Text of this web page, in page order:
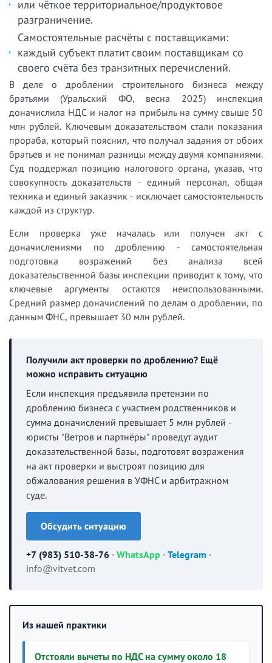
или чёткое территориальное/продуктовое
разграничение.
Самостоятельные расчёты с поставщиками:
каждый субъект платит своим поставщикам со
своего счёта без транзитных перечислений.
В деле о дроблении строительного бизнеса между
братьями (Уральский ФО, весна 2025) инспекция
доначислила НДС и налог на прибыль на сумму свыше 50
млн рублей. Ключевым доказательством стали показания
прораба, который пояснил, что получал задания от обоих
братьев и не понимал разницы между двумя компаниями.
Суд поддержал позицию налогового органа, указав, что
совокупность доказательств - единый персонал, общая
техника и единый заказчик - исключает самостоятельность
каждой из структур.
Если проверка уже началась или получен акт с
доначислениями по дроблению - самостоятельная
подготовка возражений без анализа всей
доказательственной базы инспекции приводит к тому, что
ключевые аргументы остаются неиспользованными.
Средний размер доначислений по делам о дроблении, по
данным ФНС, превышает 30 млн рублей.
Получили акт проверки по дроблению? Ещё
можно исправить ситуацию
Если инспекция предъявила претензии по
дроблению бизнеса с участием родственников и
сумма доначислений превышает 5 млн рублей -
юристы "Ветров и партнёры" проведут аудит
доказательственной базы, подготовят возражения
на акт проверки и выстроят позицию для
обжалования решения в УФНС и арбитражном
суде.
Обсудить ситуацию
+7 (983) 510-38-76 · WhatsApp · Telegram ·
info@vitvet.com
Из нашей практики
Отстояли вычеты по НДС на сумму около 18